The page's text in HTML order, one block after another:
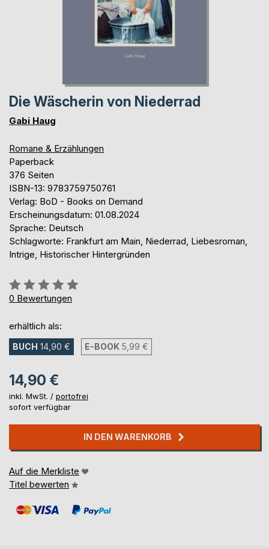
Die Wäscherin von Niederrad
Gabi Haug
Romane & Erzählungen
Paperback
376 Seiten
ISBN-13: 9783759750761
Verlag: BoD - Books on Demand
Erscheinungsdatum: 01.08.2024
Sprache: Deutsch
Schlagworte: Frankfurt am Main, Niederrad, Liebesroman,
Intrige, Historischer Hintergründen
Bewertung::
0%
0 Bewertungen
erhältlich als:
BUCH 14,90 € E-BOOK 5,99 €
14,90 €
inkl. MwSt. / portofrei
sofort verfügbar
IN DEN WARENKORB
Auf die Merkliste
Titel bewerten